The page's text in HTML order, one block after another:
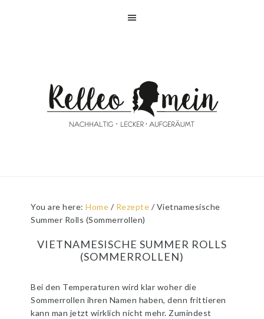
You are here:Home / Rezepte / Vietnamesische
Summer Rolls (Sommerrollen)
VIETNAMESISCHE SUMMER ROLLS
(SOMMERROLLEN)
Bei den Temperaturen wird klar woher die
Sommerrollen ihren Namen haben, denn frittieren
kann man jetzt wirklich nicht mehr. Zumindest